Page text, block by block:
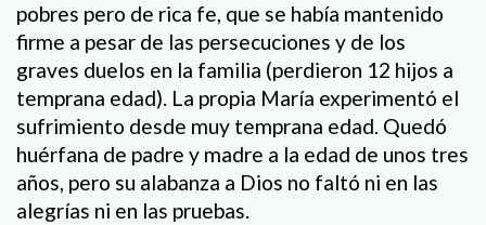
pobres pero de rica fe, que se había mantenido
firme a pesar de las persecuciones y de los
graves duelos en la familia (perdieron 12 hijos a
temprana edad). La propia María experimentó el
sufrimiento desde muy temprana edad. Quedó
huérfana de padre y madre a la edad de unos tres
años, pero su alabanza a Dios no faltó ni en las
alegrías ni en las pruebas.